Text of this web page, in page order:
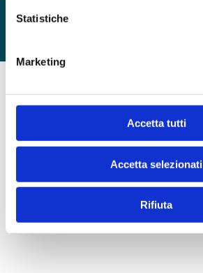
Statistiche
Marketing
Accetta tutti
Accetta selezionati
Rifiuta
SOGIM Cernusco Sul Naviglio